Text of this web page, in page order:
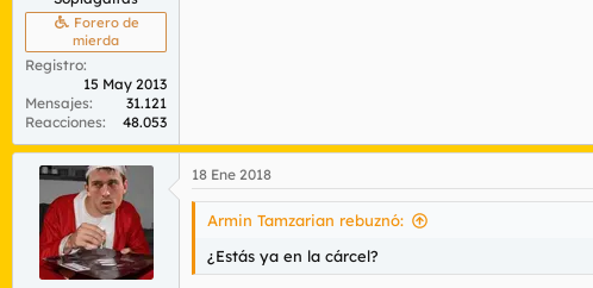
Forero de
mierda
Registro
15 May 2013
Mensajes
31.121
Reacciones
48.053
18 Ene 2018
Armin Tamzarian rebuznó:
¿Estás ya en la cárcel?